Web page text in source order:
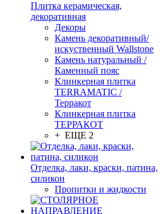
Плитка керамическая,
декоративная
Декоры
Камень декоративный/
искуственный Wallstone
Камень натуральный /
Каменный пояс
Клинкерная плитка
TERRAMATIC /
Терракот
Клинкерная плитка
ТЕРРАКОТ
+ ЕЩЕ 2
Отделка, лаки, краски, патина,
силикон
Пропитки и жидкости